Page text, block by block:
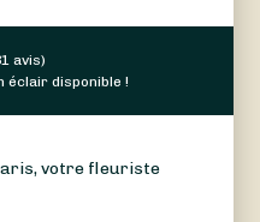
avis)
éclair disponible !
votre fleuriste